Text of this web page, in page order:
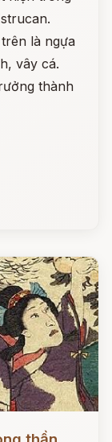
là ngựa
vây cá.
thành